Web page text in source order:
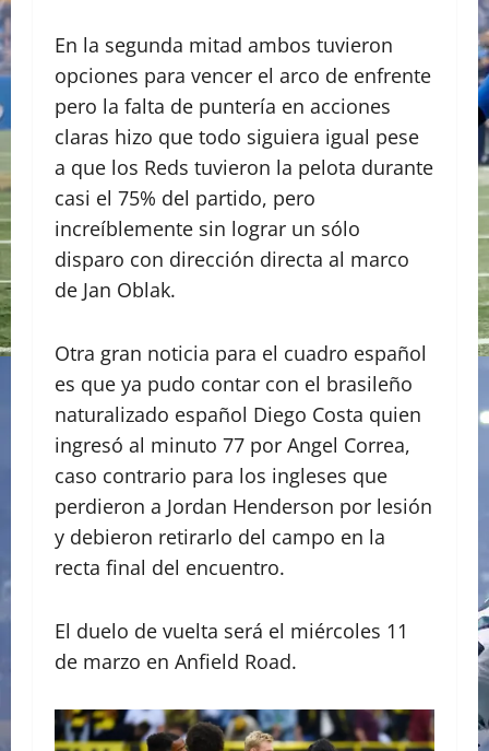
En la segunda mitad ambos tuvieron
opciones para vencer el arco de enfrente
pero la falta de puntería en acciones
claras hizo que todo siguiera igual pese
a que los Reds tuvieron la pelota durante
casi el 75% del partido, pero
increíblemente sin lograr un sólo
disparo con dirección directa al marco
de Jan Oblak.
Otra gran noticia para el cuadro español
es que ya pudo contar con el brasileño
naturalizado español Diego Costa quien
ingresó al minuto 77 por Angel Correa,
caso contrario para los ingleses que
perdieron a Jordan Henderson por lesión
y debieron retirarlo del campo en la
recta final del encuentro.
El duelo de vuelta será el miércoles 11
de marzo en Anfield Road.